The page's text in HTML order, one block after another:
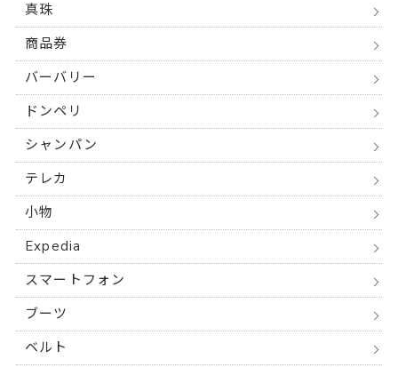
真珠
商品券
バーバリー
ドンペリ
シャンパン
テレカ
小物
Expedia
スマートフォン
ブーツ
ベルト